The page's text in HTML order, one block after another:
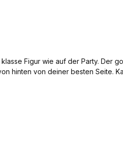
Figur wie auf der Party. Der
hinten von deiner besten Seite.